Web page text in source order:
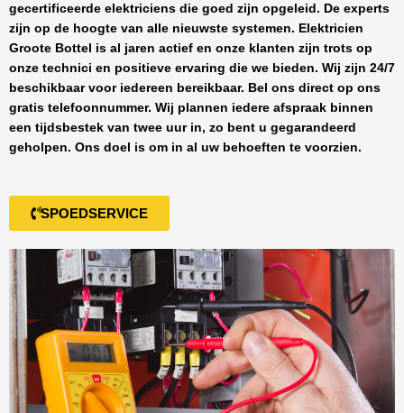
gecertificeerde elektriciens die goed zijn opgeleid. De experts
zijn op de hoogte van alle nieuwste systemen. Elektricien
Groote Bottel is al jaren actief en onze klanten zijn trots op
onze technici en positieve ervaring die we bieden. Wij zijn 24/7
beschikbaar voor iedereen bereikbaar. Bel ons direct op ons
gratis telefoonnummer. Wij plannen iedere afspraak binnen
een tijdsbestek van twee uur in, zo bent u gegarandeerd
geholpen. Ons doel is om in al uw behoeften te voorzien.
SPOEDSERVICE